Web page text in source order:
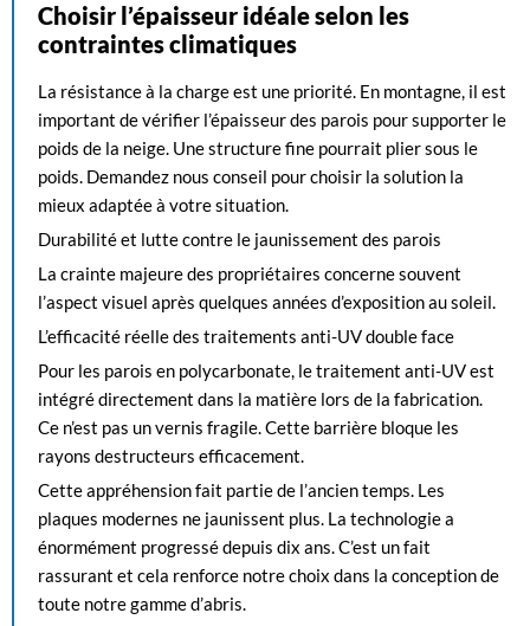
Choisir l’épaisseur idéale selon les
contraintes climatiques
La résistance à la charge est une priorité. En montagne, il est
important de vérifier l’épaisseur des parois pour supporter le
poids de la neige. Une structure fine pourrait plier sous le
poids. Demandez nous conseil pour choisir la solution la
mieux adaptée à votre situation.
Durabilité et lutte contre le jaunissement des parois
La crainte majeure des propriétaires concerne souvent
l’aspect visuel après quelques années d’exposition au soleil.
L’efficacité réelle des traitements anti-UV double face
Pour les parois en polycarbonate, le traitement anti-UV est
intégré directement dans la matière lors de la fabrication.
Ce n’est pas un vernis fragile. Cette barrière bloque les
rayons destructeurs efficacement.
Cette appréhension fait partie de l’ancien temps. Les
plaques modernes ne jaunissent plus. La technologie a
énormément progressé depuis dix ans. C’est un fait
rassurant et cela renforce notre choix dans la conception de
toute notre gamme d’abris.